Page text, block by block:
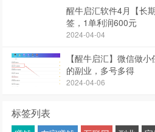
醒牛启汇软件4月【长
签，1单利润600元
2024-04-04
【醒牛启汇】微信做
的副业，多号多得
2024-04-06
标签列表